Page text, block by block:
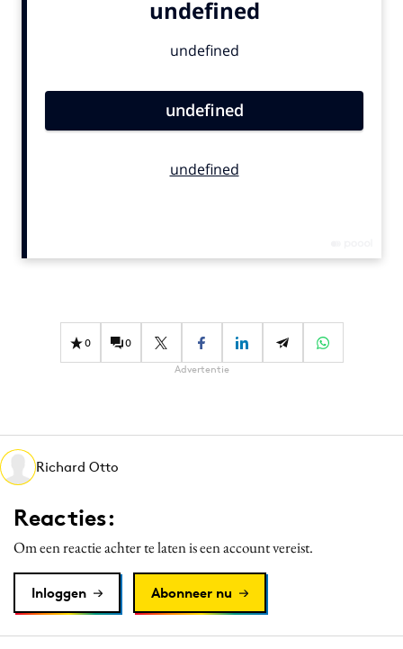
Carriere
Design
Diversiteit
Effectiviteit
Martech
Media
Merkstrategie
Purpose Marketing
Reputatie & crisis
0 0
Advertentie
Richard Otto
Reacties:
Om een reactie achter te laten is een account vereist.
Inloggen Abonneer nu